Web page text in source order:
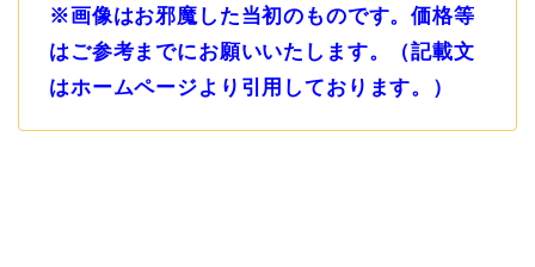
※画像はお邪魔した当初のものです。価格等
はご参考までにお願いいたします。（記載文
はホームページより引用しております。）